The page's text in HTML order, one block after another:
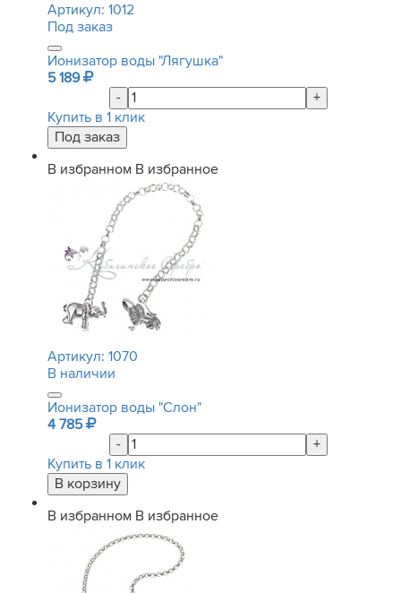
Артикул: 1012
Под заказ
Ионизатор воды "Лягушка"
5 189
-
+
Купить в 1 клик
В избранном В избранное
Артикул: 1070
В наличии
Ионизатор воды "Слон"
4 785
-
+
Купить в 1 клик
В избранном В избранное